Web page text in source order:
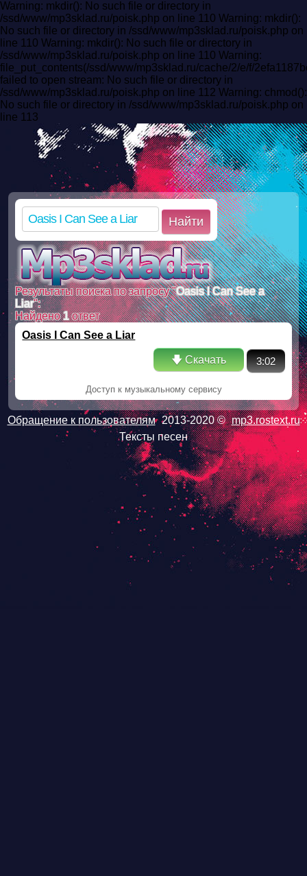
Warning: mkdir(): No such file or directory in
/ssd/www/mp3sklad.ru/poisk.php on line 110 Warning: mkdir():
No such file or directory in /ssd/www/mp3sklad.ru/poisk.php on
line 110 Warning: mkdir(): No such file or directory in
/ssd/www/mp3sklad.ru/poisk.php on line 110 Warning:
file_put_contents(/ssd/www/mp3sklad.ru/cache/2/e/f/
failed to open stream: No such file or directory in
/ssd/www/mp3sklad.ru/poisk.php on line 112 Warning: chmod():
No such file or directory in /ssd/www/mp3sklad.ru/poisk.php on
line 113
Найти
Результаты поиска по запросу "Oasis I Can See a
Liar":
Найдено1ответ
Oasis I Can See a Liar
🡇 Скачать 3:02
Доступ к музыкальному сервису
Обращение к пользователям 2013-2020 © mp3.rostext.ru
Тексты песен